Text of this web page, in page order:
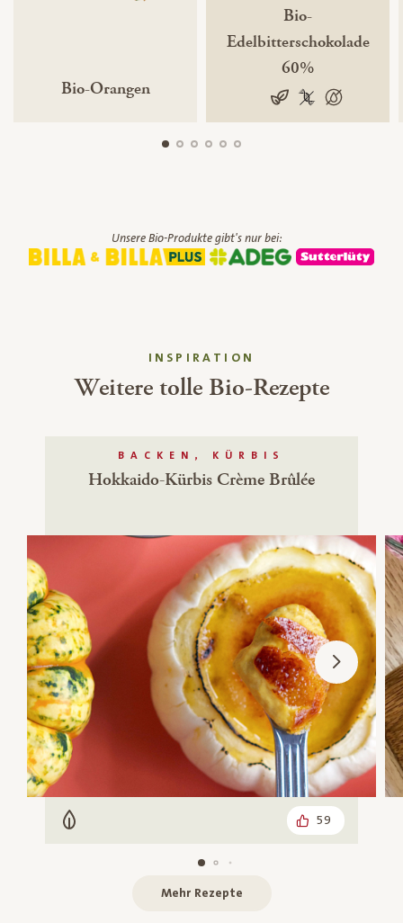
Bio-Orangen
Bio-
Edelbitterschokolade
60%
100% pflanzlich
vegan100 %100 %
Unsere Bio-Produkte gibt's nur bei:
INSPIRATION
Weitere tolle Bio-Rezepte
BACKEN, KÜRBIS
Hokkaido-Kürbis Crème Brûlée
Vegetarisch 59
Mehr Rezepte